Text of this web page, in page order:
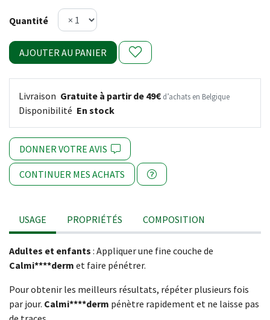
Quantité
AJOUTER AU PANIER
Livraison Gratuite à partir de 49€ d’achats en Belgique
Disponibilité En stock
DONNER VOTRE AVIS
CONTINUER MES ACHATS
USAGE PROPRIÉTÉS COMPOSITION
Adultes et enfants : Appliquer une fine couche de
Calmi****derm et faire pénétrer.
Pour obtenir les meilleurs résultats, répéter plusieurs fois
par jour. Calmi****derm pénètre rapidement et ne laisse pas